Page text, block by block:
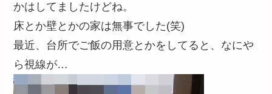
かはしてましたけどね。
床とか壁とかの家は無事でした(笑)
最近、台所でご飯の用意とかをしてると、なにや
ら視線が…